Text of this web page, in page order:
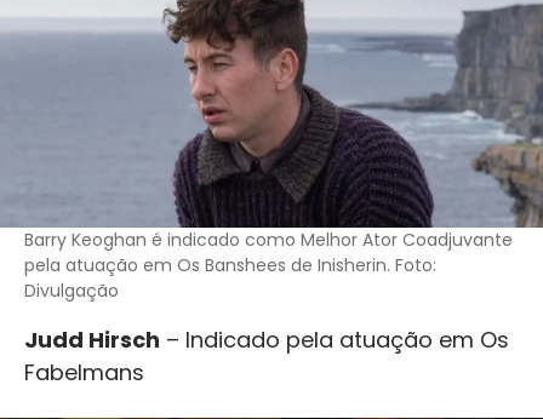
Barry Keoghan é indicado como Melhor Ator Coadjuvante
pela atuação em Os Banshees de Inisherin. Foto:
Divulgação
Judd Hirsch – Indicado pela atuação em Os
Fabelmans